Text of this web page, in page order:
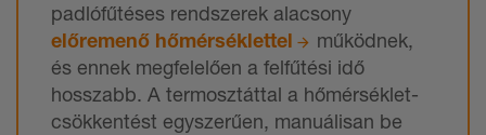
padlófűtéses rendszerek alacsony
előremenő hőmérséklettel
működnek,
és ennek megfelelően a felfűtési idő
hosszabb. A termosztáttal a hőmérséklet-
csökkentést egyszerűen, manuálisan be